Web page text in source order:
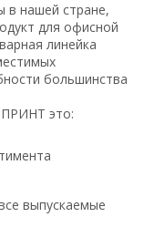
в нашей стране,
для офисной
линейка
большинства
это:
выпускаемые